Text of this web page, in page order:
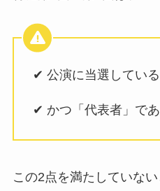
✔ 公演に当選している
✔ かつ「代表者」で
この2点を満たしていない